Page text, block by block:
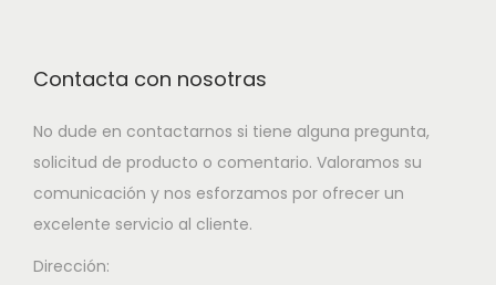
Contacta con nosotras
No dude en contactarnos si tiene alguna pregunta,
solicitud de producto o comentario. Valoramos su
comunicación y nos esforzamos por ofrecer un
excelente servicio al cliente.
Dirección: